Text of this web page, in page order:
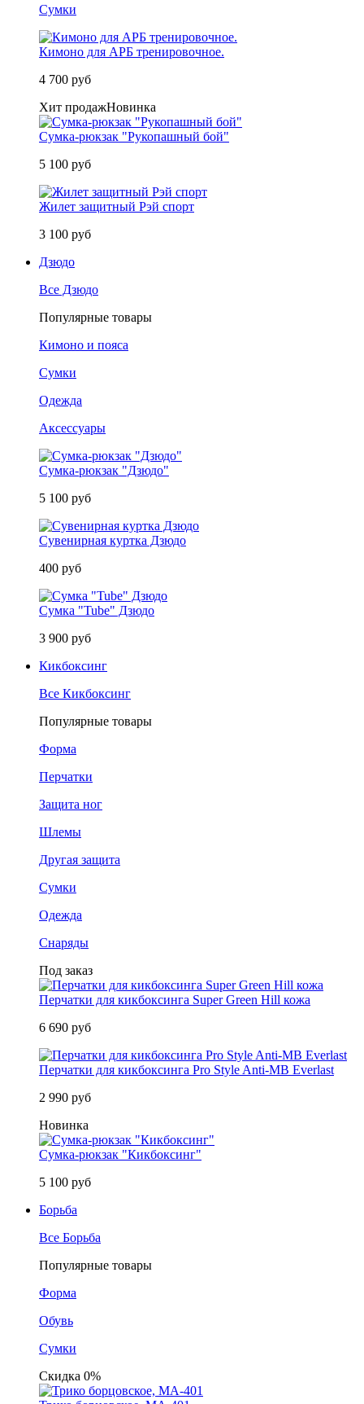
Сумки
Кимоно для АРБ тренировочное.
4 700 руб
Хит продажНовинка
Сумка-рюкзак "Рукопашный бой"
5 100 руб
Жилет защитный Рэй спорт
3 100 руб
Дзюдо
Все Дзюдо
Популярные товары
Кимоно и пояса
Сумки
Одежда
Аксессуары
Сумка-рюкзак "Дзюдо"
5 100 руб
Сувенирная куртка Дзюдо
400 руб
Сумка "Tube" Дзюдо
3 900 руб
Кикбоксинг
Все Кикбоксинг
Популярные товары
Форма
Перчатки
Защита ног
Шлемы
Другая защита
Сумки
Одежда
Снаряды
Под заказ
Перчатки для кикбоксинга Super Green Hill кожа
6 690 руб
Перчатки для кикбоксинга Pro Style Anti-MB Everlast
2 990 руб
Новинка
Сумка-рюкзак "Кикбоксинг"
5 100 руб
Борьба
Все Борьба
Популярные товары
Форма
Обувь
Сумки
Скидка 0%